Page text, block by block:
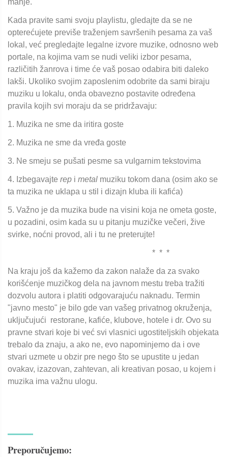
Kada pravite sami svoju playlistu, gledajte da se ne
opterećujete previše traženjem savršenih pesama za vaš
lokal, već pregledajte legalne izvore muzike, odnosno web
portale, na kojima vam se nudi veliki izbor pesama,
različitih žanrova i time će vaš posao odabira biti daleko
lakši. Ukoliko svojim zaposlenim odobrite da sami biraju
muziku u lokalu, onda obavezno postavite određena
pravila kojih svi moraju da se pridržavaju:
1. Muzika ne sme da iritira goste
2. Muzika ne sme da vređa goste
3. Ne smeju se pušati pesme sa vulgarnim tekstovima
4. Izbegavajte rep i metal muziku tokom dana (osim ako se
ta muzika ne uklapa u stil i dizajn kluba ili kafića)
5. Važno je da muzika bude na visini koja ne ometa goste,
u pozadini, osim kada su u pitanju muzičke večeri, žive
svirke, noćni provod, ali i tu ne preterujte!
* * *
Na kraju još da kažemo da zakon nalaže da za svako
korišćenje muzičkog dela na javnom mestu treba tražiti
dozvolu autora i platiti odgovarajuću naknadu. Termin
"javno mesto" je bilo gde van vašeg privatnog okruženja,
uključujući restorane, kafiće, klubove, hotele i dr. Ovo su
pravne stvari koje bi već svi vlasnici ugostiteljskih objekata
trebalo da znaju, a ako ne, evo napominjemo da i ove
stvari uzmete u obzir pre nego što se upustite u jedan
ovakav, izazovan, zahtevan, ali kreativan posao, u kojem i
muzika ima važnu ulogu.
Preporučujemo: